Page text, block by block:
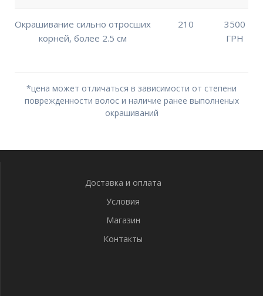
Окрашивание сильно отросших
корней, более 2.5 см
210
3500
ГРН
*цена может отличаться в зависимости от степени
поврежденности волос и наличие ранее выполненых
окрашиваний
Доставка и оплата
Условия
Магазин
Контакты